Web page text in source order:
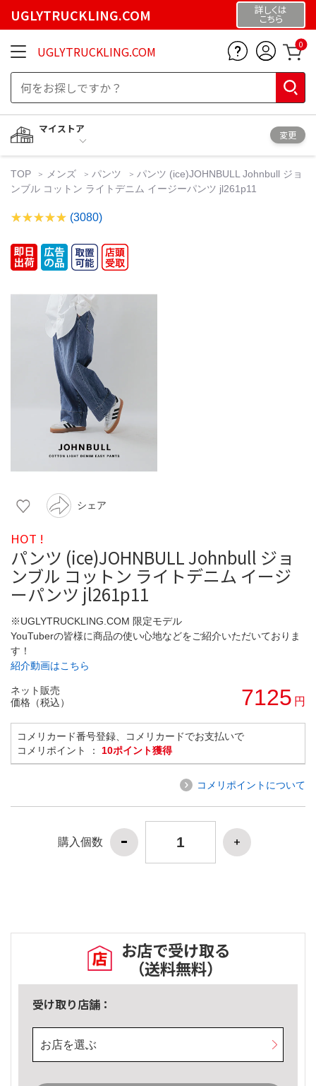
UGLYTRUCKLING.COM 詳しくは
こちら
UGLYTRUCKLING.COM 0
マイストア
変更
TOP メンズ パンツ
パンツ (ice)JOHNBULL Johnbull ジョ
ンブル コットン ライトデニム イージーパンツ jl261p11
(3080)
シェア
HOT !
パンツ (ice)JOHNBULL Johnbull ジョ
ンブル コットン ライトデニム イージ
ーパンツ jl261p11
※UGLYTRUCKLING.COM 限定モデル
YouTuberの皆様に商品の使い心地などをご紹介いただいておりま
す！
紹介動画はこちら
ネット販売
価格（税込）
7125 円
コメリカード番号登録、コメリカードでお支払いで
コメリポイント ： 10ポイント獲得
コメリポイントについて
購入個数
お店で受け取る
（送料無料）
受け取り店舗：
お店を選ぶ